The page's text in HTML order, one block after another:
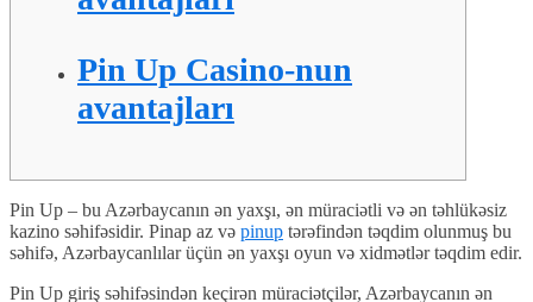
Pin Up Casino-nun
avantajları
Pin Up – bu Azərbaycanın ən yaxşı, ən müraciətli və ən təhlükəsiz
kazino səhifəsidir. Pinap az və pinup tərəfindən təqdim olunmuş bu
səhifə, Azərbaycanlılar üçün ən yaxşı oyun və xidmətlər təqdim edir.
Pin Up giriş səhifəsindən keçirən müraciətçilər, Azərbaycanın ən